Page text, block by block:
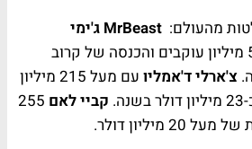
מהעולם:
MrBeast ג'ימי
עם מעל 500 מיליון עוקבים והכנסה של קרוב
צ'ארלי ד'אמליו
עם מעל 215 מיליון
קביי לאם 255
מיליון דולר.